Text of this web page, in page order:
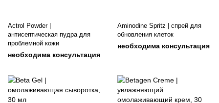
Actrol Powder |
антисептическая пудра для
проблемной кожи
необходима консультация
Aminodine Spritz | спрей для
обновления клеток
необходима консультация